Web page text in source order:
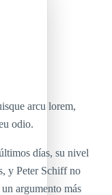
arcu lorem,
odio.
días, su nivel
y Peter Schiff no
argumento más